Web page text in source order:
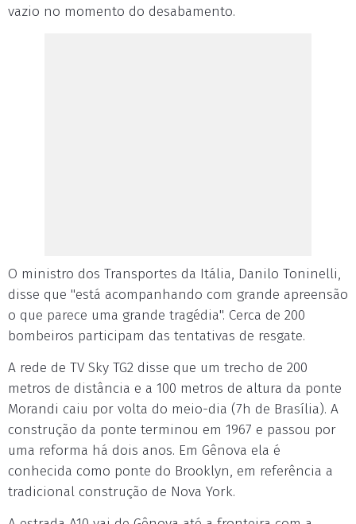
vazio no momento do desabamento.
O ministro dos Transportes da Itália, Danilo Toninelli,
disse que "está acompanhando com grande apreensão
o que parece uma grande tragédia". Cerca de 200
bombeiros participam das tentativas de resgate.
A rede de TV Sky TG2 disse que um trecho de 200
metros de distância e a 100 metros de altura da ponte
Morandi caiu por volta do meio-dia (7h de Brasília). A
construção da ponte terminou em 1967 e passou por
uma reforma há dois anos. Em Gênova ela é
conhecida como ponte do Brooklyn, em referência a
tradicional construção de Nova York.